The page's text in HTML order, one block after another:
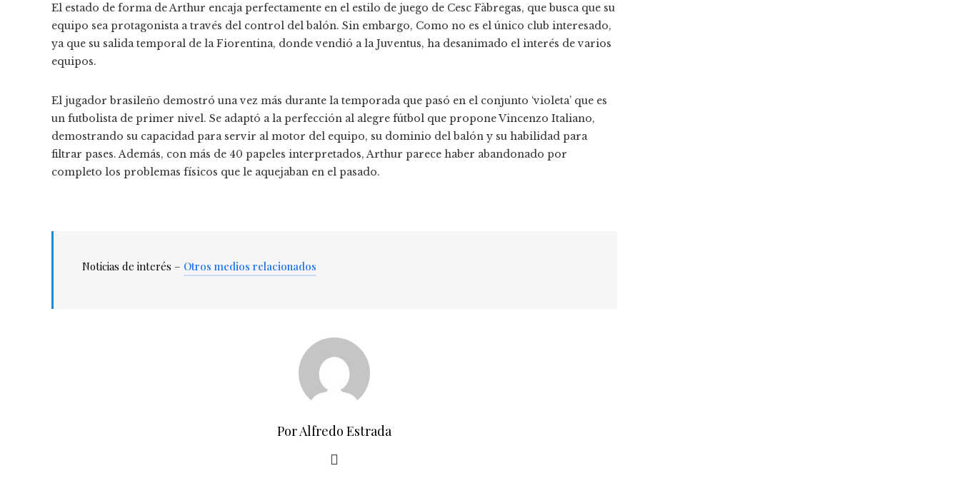
El estado de forma de Arthur encaja perfectamente en el estilo de juego de Cesc Fàbregas, que busca que su
equipo sea protagonista a través del control del balón. Sin embargo, Como no es el único club interesado,
ya que su salida temporal de la Fiorentina, donde vendió a la Juventus, ha desanimado el interés de varios
equipos.
El jugador brasileño demostró una vez más durante la temporada que pasó en el conjunto ‘violeta’ que es
un futbolista de primer nivel. Se adaptó a la perfección al alegre fútbol que propone Vincenzo Italiano,
demostrando su capacidad para servir al motor del equipo, su dominio del balón y su habilidad para
filtrar pases. Además, con más de 40 papeles interpretados, Arthur parece haber abandonado por
completo los problemas físicos que le aquejaban en el pasado.
Noticias de interés – Otros medios relacionados
Por Alfredo Estrada